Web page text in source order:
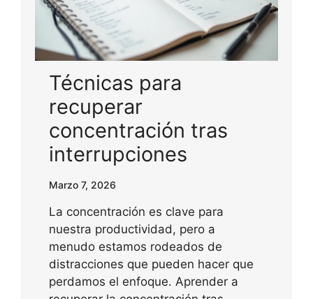
Técnicas para
recuperar
concentración tras
interrupciones
Marzo 7, 2026
La concentración es clave para
nuestra productividad, pero a
menudo estamos rodeados de
distracciones que pueden hacer que
perdamos el enfoque. Aprender a